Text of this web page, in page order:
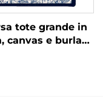
tote grande in
canvas e burlap